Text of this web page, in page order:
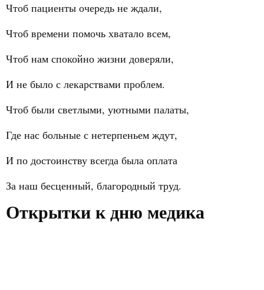
Чтоб пациенты очередь не ждали,
Чтоб времени помочь хватало всем,
Чтоб нам спокойно жизни доверяли,
И не было с лекарствами проблем.
Чтоб были светлыми, уютными палаты,
Где нас больные с нетерпеньем ждут,
И по достоинству всегда была оплата
За наш бесценный, благородный труд.
Открытки к дню медика